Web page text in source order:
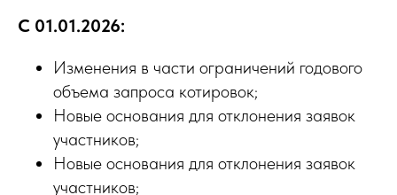
C 01.01.2026:
Изменения в части ограничений годового
объема запроса котировок;
Новые основания для отклонения заявок
участников;
Новые основания для отклонения заявок
участников;